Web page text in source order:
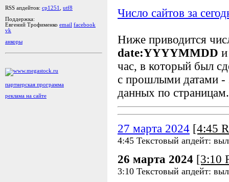
RSS апдейтов: cp1251
utf8
Поддержка:
Евгений Трофименко email facebook
vk
анкоры
партнерская программа
реклама на сайте
Число сайтов за
Ниже приводится
date:YYYYMMDD
час, в который был
с прошлыми датами -
данных по страницам.
27 марта 2024 [4:45
4:45 Текстовый апдейт:
26 марта 2024 [3:10
3:10 Текстовый апдейт: